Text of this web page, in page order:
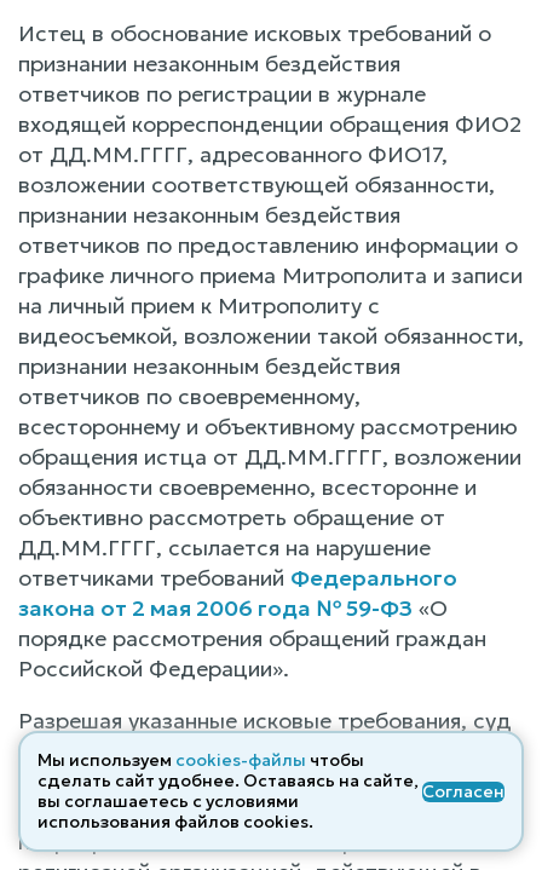
Истец в обоснование исковых требований о
признании незаконным бездействия
ответчиков по регистрации в журнале
входящей корреспонденции обращения ФИО2
от ДД.ММ.ГГГГ, адресованного ФИО17,
возложении соответствующей обязанности,
признании незаконным бездействия
ответчиков по предоставлению информации о
графике личного приема Митрополита и записи
на личный прием к Митрополиту с
видеосъемкой, возложении такой обязанности,
признании незаконным бездействия
ответчиков по своевременному,
всестороннему и объективному рассмотрению
обращения истца от ДД.ММ.ГГГГ, возложении
обязанности своевременно, всесторонне и
объективно рассмотреть обращение от
ДД.ММ.ГГГГ, ссылается на нарушение
ответчиками требований Федерального
закона от 2 мая 2006 года № 59-ФЗ «О
порядке рассмотрения обращений граждан
Российской Федерации».
Разрешая указанные исковые требования, суд
исходит из того, что религиозная
обрганизация Пермская Епархия Русской
православной церкви (Московский
патриархат) является некоммерческой
Мы используем cookies-файлы чтобы
сделать сайт удобнее. Оставаясь на сайте,
вы соглашаетесь с условиями
использования файлов cооkies.
Согласен